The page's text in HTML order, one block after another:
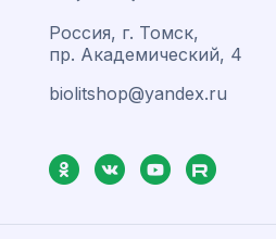
Россия, г. Томск,
пр. Академический, 4
biolitshop@yandex.ru